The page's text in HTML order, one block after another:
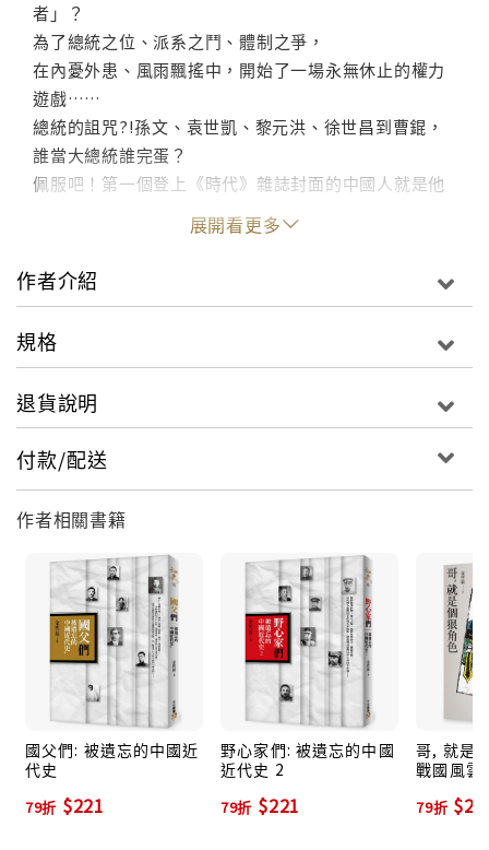
者」？
為了總統之位、派系之鬥、體制之爭，
在內憂外患、風雨飄搖中，開始了一場永無休止的權力
遊戲……
總統的詛咒?!孫文、袁世凱、黎元洪、徐世昌到曹錕，
誰當大總統誰完蛋？
佩服吧！第一個登上《時代》雜誌封面的中國人就是他
曹錕賄選舉國譁然，但其實孫中山也用德國人的錢「攏
絡」議員？
今日兩岸分治可追溯至護法運動？民初府院之爭是現在
昔日部下和敵對勢力也開始為了「誰是接班人」展開角
但看似無用的北洋時代，卻奠定了「中華民國」的基
礎。段祺瑞力主參戰，讓中國成為第一次世界大戰的戰
勝國；賄選的曹錕，頒行了中國第一部正式憲法；徐世
昌、馮國璋的和平主張，使得戰亂得以暫時休止；甚至
今天大家習以為常的共和政體，也是在這些軍閥的堅持
下才得以確立。
這些北洋時代下的歷史人物是最真實的人性展現，因為
他們與我們有相同的處境：始終面臨著選擇。所以觀看
歷史人物，不要只著重他們如何面對問題，而是要觀察
他們的「心態」，是什麼樣的心態，導致他們做出這樣
的選擇？而只有透過探索過去來重新審視自己的價值觀
及思考方式，才能從中發現歷史的可貴，掌握未來的契
機！
展開看更多
作者介紹
規格
退貨說明
付款/配送
作者相關書籍
國父們: 被遺忘的中國近
代史
79折 $221
野心家們: 被遺忘的中國
近代史 2
79折 $221
哥, 就是
戰國風雲
79折